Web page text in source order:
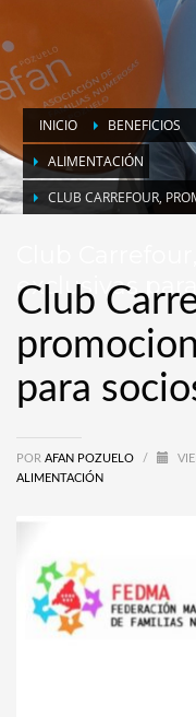
INICIO BENEFICIOS
ALIMENTACIÓN
CLUB CARREFOUR,
exclusivas
Club
para
POR AFAN POZUELO /
ALIMENTACIÓN